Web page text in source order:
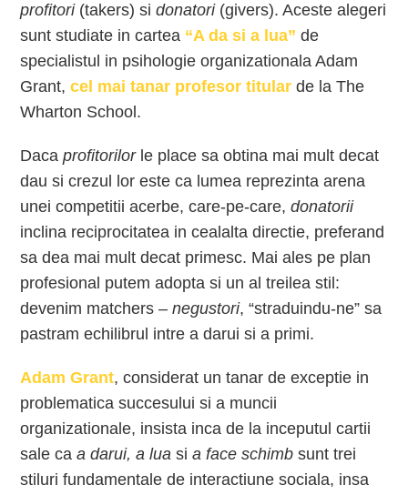
profitori(takers) sidonatori(givers). Aceste alegeri
sunt studiate in cartea “A da si a lua” de
specialistul in psihologie organizationala Adam
Grant,cel mai tanar profesor titularde la The
Wharton School.
Dacaprofitorilor le place sa obtina mai mult decat
dau si crezul lor este ca lumea reprezinta arena
unei competitii acerbe, care-pe-care,donatorii
inclina reciprocitatea in cealalta directie, preferand
sa dea mai mult decat primesc. Mai ales pe plan
profesional putem adopta si un al treilea stil:
devenim matchers –negustori, “straduindu-ne” sa
pastram echilibrul intre a darui si a primi.
Adam Grant, considerat un tanar de exceptie in
problematica succesului si a muncii
organizationale, insista inca de la inceputul cartii
sale caa darui, a luasia face schimb sunt trei
stiluri fundamentale de interactiune sociala, insa